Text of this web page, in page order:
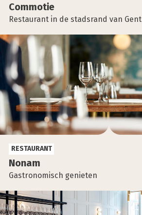
Com­mo­tie
Restaurant in de stadsrand van Gent
Nonam
Gastronomisch genieten
RESTAURANT